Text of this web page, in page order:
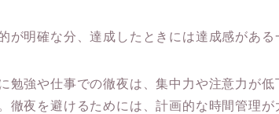
が明確な分、達成したときには達成感があ
勉強や仕事での徹夜は、集中力や注意力が
徹夜を避けるためには、計画的な時間管理が